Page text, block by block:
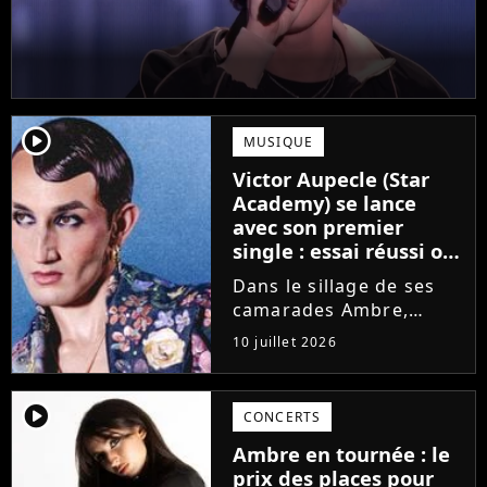
player2 MUSIQUE
Victor Aupecle (Star
Academy) se lance
avec son premier
single : essai réussi ou
manqué ? Voici notre
avis !
Dans le sillage de ses
camarades Ambre,
Bastiaan ou Melissa,
Victor Aupecle lance
son projet musical ce
vendredi 10 juillet avec
la parution du single Je
fais de mon mieux. Le
demi-finaliste...
10 juillet 2026
player2 CONCERTS
Ambre en tournée : le
prix des places pour